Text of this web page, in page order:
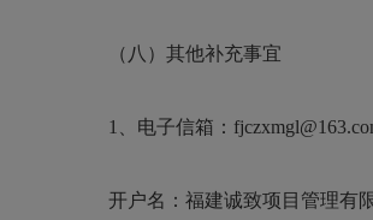
（ 八 ）其他补充事宜
1、电子信箱：
开户名：福建诚致项目管理有